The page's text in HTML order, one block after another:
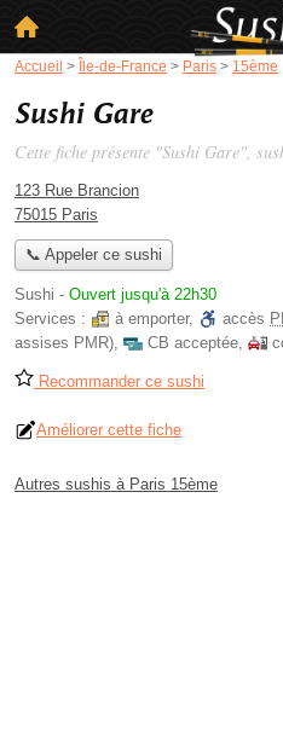
Accueil > Île-de-France > Paris > 15ème
Sushi Gare
Cette fiche présente "Sushi Gare",
123 Rue Brancion
75015 Paris
📞 Appeler ce sushi
Sushi - Ouvert jusqu'à 22h30
Services :
à emporter, accès
assises PMR), CB acceptée,
Recommander ce sushi
Améliorer cette fiche
Autres sushis à Paris 15ème